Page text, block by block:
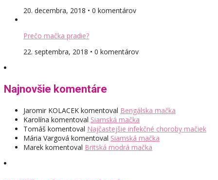
20. decembra, 2018 • 0 komentárov
Prečo mačka pradie?
22. septembra, 2018 • 0 komentárov
Najnovšie komentáre
Jaromir KOLACEK komentoval Bengálska mačka
Karolína komentoval Siamská mačka
Tomáš komentoval Najčastejšie infekčné choroby mačiek
Mária Vargová komentoval Siamská mačka
Marek komentoval Britská modrá mačka